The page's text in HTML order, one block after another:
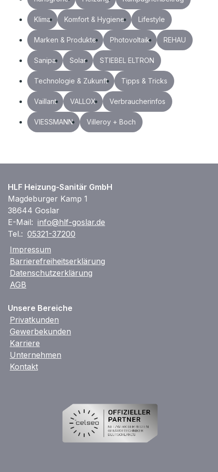
Klima Komfort & Hygiene Lifestyle
Marken & Produkte Photovoltaik REHAU
Sanipa Solar STIEBEL ELTRON
Technologie & Zukunft Tipps & Tricks
Vaillant VALLOX Verbraucherinfos
VIESSMANN Villeroy + Boch
HLF Heizung-Sanitär GmbH
Magdeburger Kamp 1
38644 Goslar
E-Mail: info@hlf-goslar.de
Tel.: 05321-37200
Impressum
Barrierefreiheitserklärung
Datenschutzerklärung
AGB
Unsere Bereiche
Privatkunden
Gewerbekunden
Karriere
Unternehmen
Kontakt